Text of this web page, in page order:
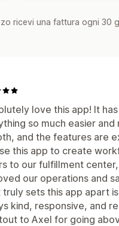
ricevi una fattura ogni 30
love this app! It
so much easier
and the features are
this app to create
to our fulfillment
our operations and
truly sets this app apart
kind, responsive, and
to Axel for going